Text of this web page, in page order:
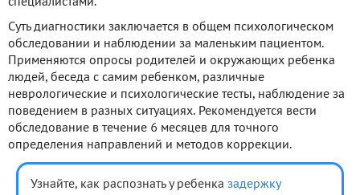
специалистами.
Суть диагностики заключается в общем психологическом
обследовании и наблюдении за маленьким пациентом.
Применяются опросы родителей и окружающих ребенка
людей, беседа с самим ребенком, различные
неврологические и психологические тесты, наблюдение за
поведением в разных ситуациях. Рекомендуется вести
обследование в течение 6 месяцев для точного
определения направлений и методов коррекции.
Узнайте, как распознать у ребенка задержку